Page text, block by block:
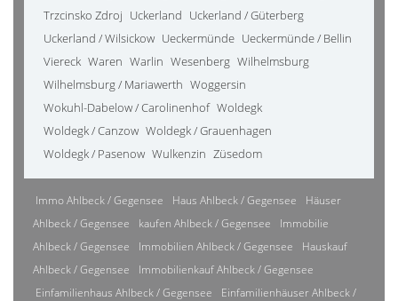
Trzcinsko Zdroj Uckerland Uckerland / Güterberg
Uckerland / Wilsickow Ueckermünde Ueckermünde / Bellin
Viereck Waren Warlin Wesenberg Wilhelmsburg
Wilhelmsburg / Mariawerth Woggersin
Wokuhl-Dabelow / Carolinenhof Woldegk
Woldegk / Canzow Woldegk / Grauenhagen
Woldegk / Pasenow Wulkenzin Züsedom
Immo Ahlbeck / Gegensee Haus Ahlbeck / Gegensee
Häuser
Ahlbeck / Gegensee
kaufen Ahlbeck / Gegensee
Immobilie
Ahlbeck / Gegensee
Immobilien Ahlbeck / Gegensee
Hauskauf
Ahlbeck / Gegensee
Immobilienkauf Ahlbeck / Gegensee
Einfamilienhaus Ahlbeck / Gegensee
Einfamilienhäuser Ahlbeck /